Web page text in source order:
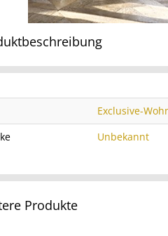
Exclusive-
Unbekannt
Produkte